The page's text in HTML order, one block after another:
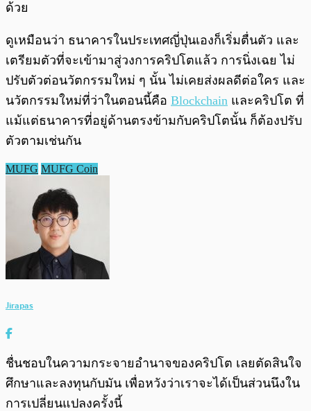
ด้วย
ดูเหมือนว่า ธนาคารในประเทศญี่ปุ่นเองก็เริ่มตื่นตัว และ
เตรียมตัวที่จะเข้ามาสู่วงการคริปโตแล้ว การนิ่งเฉย ไม่
ปรับตัวต่อนวัตกรรมใหม่ ๆ นั้น ไม่เคยส่งผลดีต่อใคร และ
นวัตกรรมใหม่ที่ว่าในตอนนี้คือ Blockchain และคริปโต ที่
แม้แต่ธนาคารที่อยู่ด้านตรงข้ามกับคริปโตนั้น ก็ต้องปรับ
ตัวตามเช่นกัน
MUFG MUFG Coin
Jirapas
ชื่นชอบในความกระจายอำนาจของคริปโต เลยตัดสินใจ
ศึกษาและลงทุนกับมัน เพื่อหวังว่าเราจะได้เป็นส่วนนึงใน
การเปลี่ยนแปลงครั้งนี้